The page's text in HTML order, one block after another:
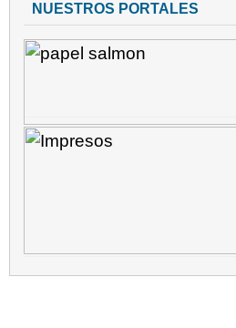
NUESTROS PORTALES